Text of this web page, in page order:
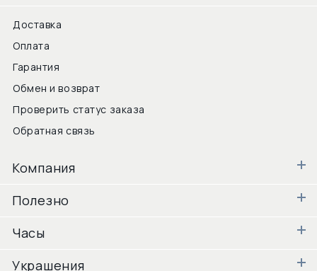
Доставка
Оплата
Гарантия
Обмен и возврат
Проверить статус заказа
Обратная связь
Компания
Полезно
Часы
Украшения